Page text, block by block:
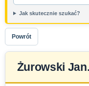
Jak skutecznie szukać?
Powrót
Żurowski